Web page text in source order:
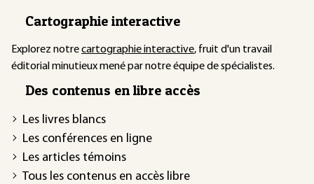
Cartographie interactive
Explorez notrecartographie interactive, fruit d'un travail
éditorial minutieux mené par notre équipe de spécialistes.
Des contenus en libre accès
Les livres blancs
Les conférences en ligne
Les articles témoins
Tous les contenus en accès libre